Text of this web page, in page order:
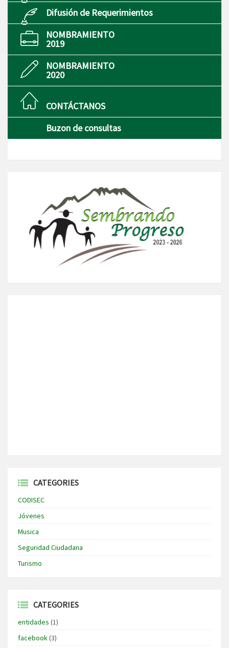
Difusión de Requerimientos
NOMBRAMIENTO
2019
NOMBRAMIENTO
2020
CONTÁCTANOS
Buzon de consultas
CATEGORIES
CODISEC
Jóvenes
Musica
Seguridad Ciudadana
Turismo
CATEGORIES
entidades (1)
facebook(3)